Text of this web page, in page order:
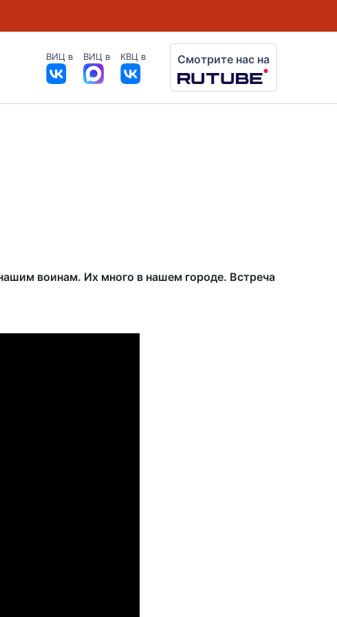
ВИЦ в ВИЦ в КВЦ в Смотрите нас на
воинам. Их много в нашем городе. Встреча